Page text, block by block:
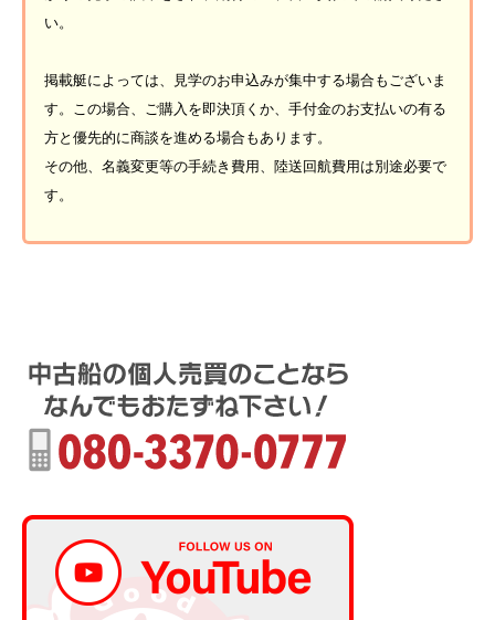
い。
掲載艇によっては、見学のお申込みが集中する場合もございま
す。この場合、ご購入を即決頂くか、手付金のお支払いの有る
方と優先的に商談を進める場合もあります。
その他、名義変更等の手続き費用、陸送回航費用は別途必要で
す。